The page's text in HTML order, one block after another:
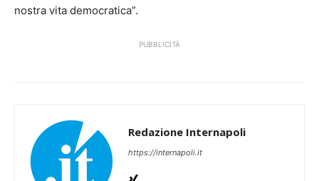
nostra vita democratica”.
PUBBLICITÀ
Redazione Internapoli
https://internapoli.it